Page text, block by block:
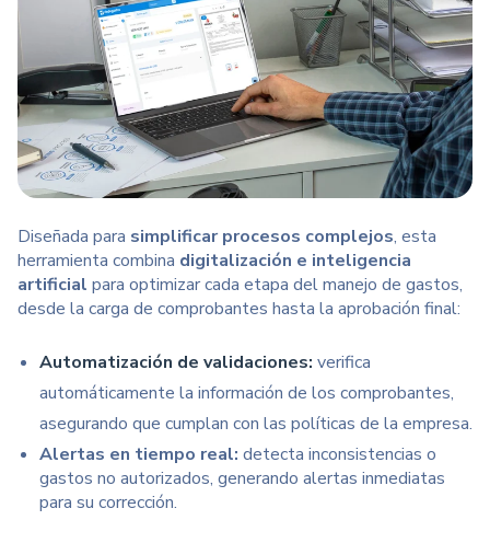
Diseñada para simplificar procesos complejos, esta
herramienta combina digitalización e inteligencia
artificial para optimizar cada etapa del manejo de gastos,
desde la carga de comprobantes hasta la aprobación final:
Automatización de validaciones: verifica
automáticamente la información de los comprobantes,
asegurando que cumplan con las políticas de la empresa.
Alertas en tiempo real: detecta inconsistencias o
gastos no autorizados, generando alertas inmediatas
para su corrección.